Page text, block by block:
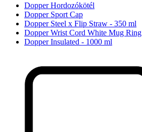
Dopper Hordozókötél
Dopper Sport Cap
Dopper Steel x Flip Straw - 350 ml
Dopper Wrist Cord White Mug Ring
Dopper Insulated - 1000 ml